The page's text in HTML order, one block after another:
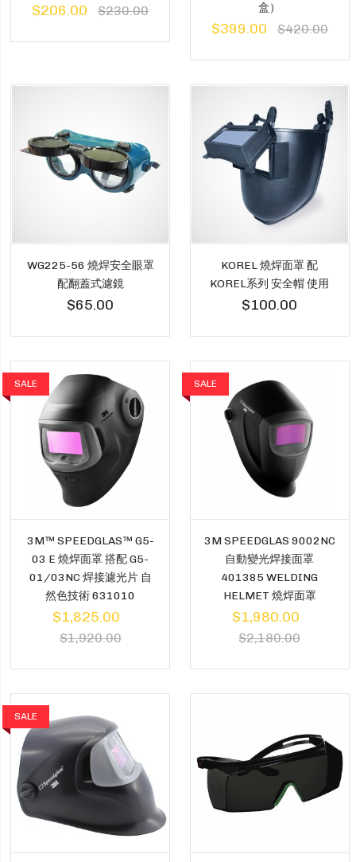
$206.00 $230.00
盒）
$399.00 $420.00
WG225-56 燒焊安全眼罩
配翻蓋式濾鏡
$65.00
KOREL 燒焊面罩 配
KOREL系列 安全帽 使用
$100.00
SALE
3M™ SPEEDGLAS™ G5-
03 E 燒焊面罩 搭配 G5-
01/03NC 焊接濾光片 自
然色技術 631010
$1,825.00
$1,920.00
SALE
3M SPEEDGLAS 9002NC
自動變光焊接面罩
401385 WELDING
HELMET 燒焊面罩
$1,980.00
$2,180.00
SALE